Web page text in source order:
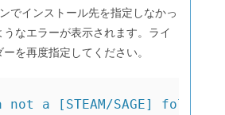
でインストール先を指定しなかっ
なエラーが表示されます。ライ
を再度指定してください。
a [STEAM/SAGE] folder